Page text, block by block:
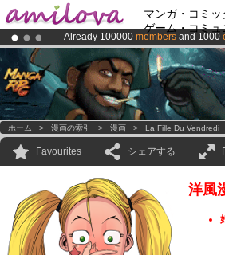
マンガ・コミッ
ゲーム・コミュ
Already 100000 members and 1000
AmilovaKickstarter is now LIVE!.
Premium membership from3.95 euros
ホーム > 漫画の索引 > 漫画 > La Fille Du Vendredi
Favourites シェアする
洋風